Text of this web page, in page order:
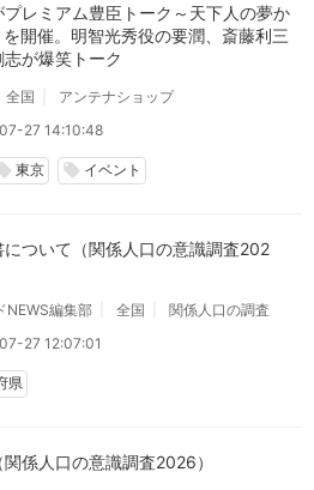
プレミアム豊臣トーク～天下人の夢か
開催。明智光秀役の要潤、斎藤利三
が爆笑トーク
全国
アンテナショップ
27 14:10:48
東京 local_offer イベント
について（関係人口の意識調査202
NEWS編集部 全国
関係人口の調査
27 12:07:01
県
係人口の意識調査2026）